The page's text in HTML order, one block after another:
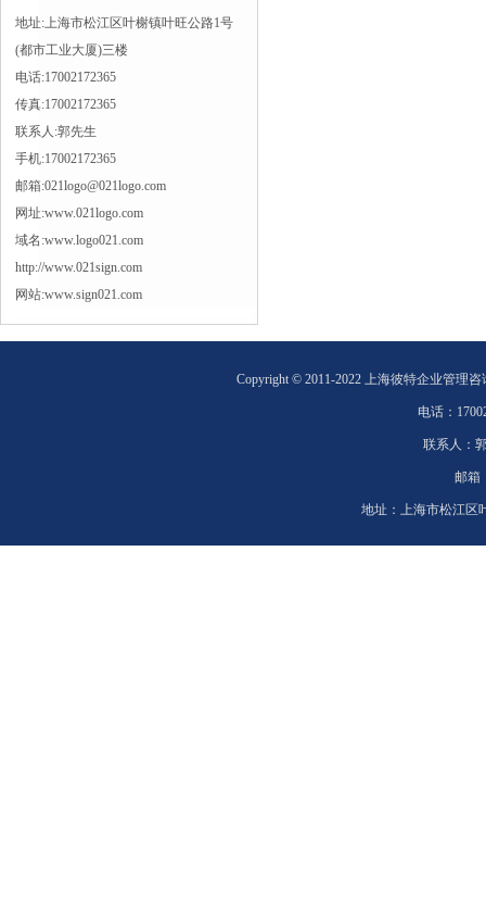
地址:上海市松江区叶榭镇叶旺公路1号
(都市工业大厦)三楼
电话:17002172365
传真:17002172365
联系人:郭先生
手机:17002172365
邮箱:021logo@021logo.com
网址:www.021logo.com
域名:www.logo021.com
http://www.021sign.com
网站:www.sign021.com
Copyright © 2011-2022 上海彼特企业管理
电话：
联系人：
邮箱
地址： 上海市松江区